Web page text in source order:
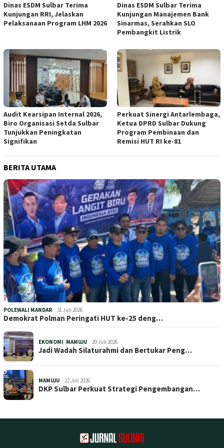
Dinas ESDM Sulbar Terima
Kunjungan RRI, Jelaskan
Pelaksanaan Program LHM 2026
Dinas ESDM Sulbar Terima
Kunjungan Manajemen Bank
Sinarmas, Serahkan SLO
Pembangkit Listrik
Audit Kearsipan Internal 2026,
Biro Organisasi Setda Sulbar
Tunjukkan Peningkatan
Signifikan
Perkuat Sinergi Antarlembaga,
Ketua DPRD Sulbar Dukung
Program Pembinaan dan
Remisi HUT RI ke-81
BERITA UTAMA
POLEWALI MANDAR 31 Juli 2026
Demokrat Polman Peringati HUT ke-25 deng…
EKONOMI, MAMUJU 29 Juli 2026
Jadi Wadah Silaturahmi dan Bertukar Peng…
MAMUJU 22 Juli 2026
DKP Sulbar Perkuat Strategi Pengembangan…